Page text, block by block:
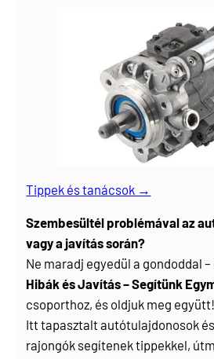
Tippek és tanácsok →
Szembesültél problémával az
vagy a javítás során?
Ne maradj egyedül a gondoddal
Hibák és Javítás – Segítünk
csoporthoz, és oldjuk meg együtt!
Itt tapasztalt autótulajdonosok és
rajongók segítenek tippekkel,